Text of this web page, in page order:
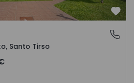
Santo Tirso
Santo Tirso